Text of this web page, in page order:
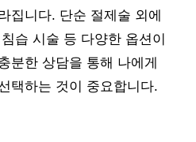
집니다. 단순 절제술 외에
습 시술 등 다양한 옵션이
분한 상담을 통해 나에게
택하는 것이 중요합니다.